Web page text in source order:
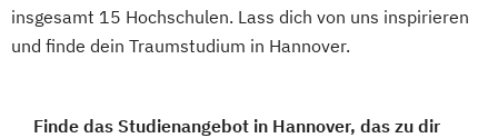
insgesamt 15 Hochschulen. Lass dich von uns inspirieren
und finde dein Traumstudium in Hannover.
Finde das Studienangebot in Hannover, das zu dir